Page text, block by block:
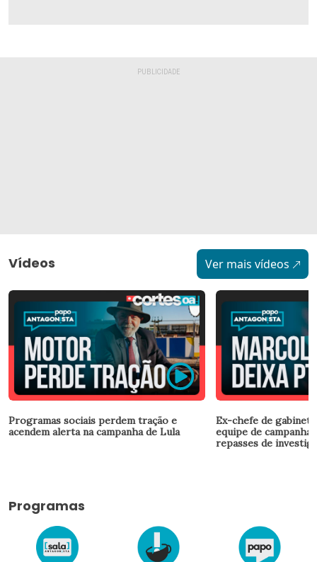
Vídeos Ver mais vídeos
Programas sociais perdem tração e
acendem alerta na campanha de Lula
Ex-chefe de
equipe de campanha
repasses de
Programas